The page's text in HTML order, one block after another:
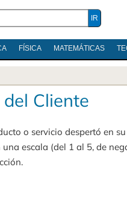
FÍSICA MATEMÁTICAS
Cliente
o servicio despertó en
escala (del 1 al 5, de